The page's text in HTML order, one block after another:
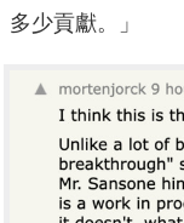
多少貢獻。」